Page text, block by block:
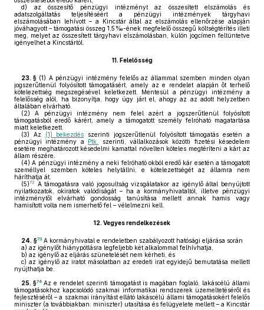
d) az összesítő pénzügyi intézményt az összesített elszámolás és
adatszolgáltatás teljesítéséért a pénzügyi intézmények tárgyhavi
elszámolásában lehívott – a Kincstár által az elszámolás ellenőrzése alapján
jóváhagyott – támogatási összeg 1,5‰-ének megfelelő összegű költségtérítés illeti
meg, melyet az összesített tárgyhavi elszámolásban, külön jogcímen feltüntetve
igényelhet a Kincstártól.
11. Felelősség
23. § (1) A pénzügyi intézmény felelős az állammal szemben minden olyan
jogszerűtlenül folyósított támogatásért, amely az e rendelet alapján őt terhelő
kötelezettség megszegésével keletkezett. Mentesül a pénzügyi intézmény a
felelősség alól, ha bizonyítja, hogy úgy járt el, ahogy az az adott helyzetben
általában elvárható.
(2) A pénzügyi intézmény nem felel azért a jogszerűtlenül folyósított
támogatásból eredő kárért, amely a támogatott személy felróható magatartása
miatt keletkezett.
(3) Az (1) bekezdés szerinti jogszerűtlenül folyósított támogatás esetén a
pénzügyi intézmény a Ptk.
szerinti, vállalkozások közötti fizetési késedelem
esetére meghatározott késedelmi kamattal növelten köteles megtéríteni a kárt az
állam részére.
(4) A pénzügyi intézmény a neki felróható okból eredő kár esetén a támogatott
személlyel szemben köteles helytállni, e kötelezettségét az államra nem
háríthatja át.
(5)72
A támogatásra való jogosultság vizsgálatakor az igénylő által benyújtott
nyilatkozatok, okiratok valódiságát – ha a kormányhivataltól, illetve pénzügyi
intézménytől elvárható gondosság tanúsítása mellett annak hamis vagy
hamisított volta nem ismerhető fel – vélelmezni kell.
12. Vegyes rendelkezések
24. §73 A kormányhivatal e rendeletben szabályozott hatósági eljárása során
a) az igénylőt hiánypótlásra legfeljebb két alkalommal felhívhatja,
b) az igénylő az eljárás szünetelését nem kérheti, és
c) az igénylő az iratot másolatban az eredeti irat egyidejű bemutatása mellett
nyújthatja be.
25. §74 Az e rendelet szerinti támogatást is magában foglaló, lakáscélú állami
támogatásokhoz kapcsolódó szakmai informatikai rendszerek üzemeltetéséről és
fejlesztéséről – a szakmai irányítást ellátó lakáscélú állami támogatásokért felelős
miniszter (a továbbiakban: miniszter) utasítása és felügyelete mellett – a Kincstár